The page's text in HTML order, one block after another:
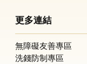
更多連結
無障礙友善專區
洗錢防制專區